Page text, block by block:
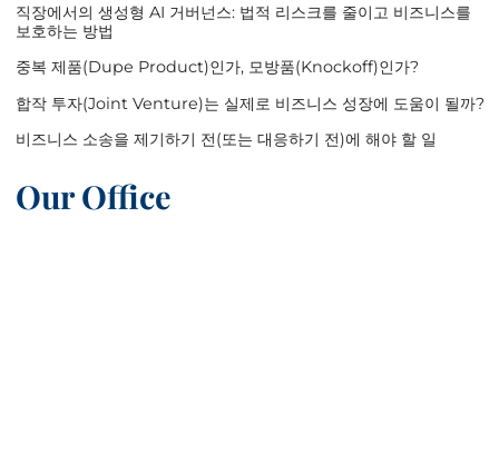
직장에서의 생성형 AI 거버넌스: 법적 리스크를 줄이고 비즈니스를
보호하는 방법
중복 제품(Dupe Product)인가, 모방품(Knockoff)인가?
합작 투자(Joint Venture)는 실제로 비즈니스 성장에 도움이 될까?
비즈니스 소송을 제기하기 전(또는 대응하기 전)에 해야 할 일
Our Office